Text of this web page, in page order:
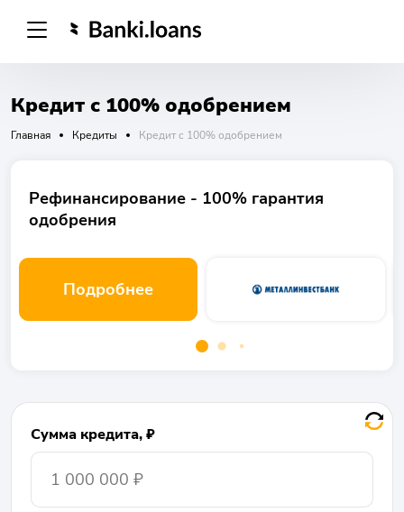
Кредит с 100% одобрением
Главная Кредиты Кредит с 100% одобрением
Рефинансирование - 100% гарантия
одобрения
Подробнее
Сумма кредита, ₽